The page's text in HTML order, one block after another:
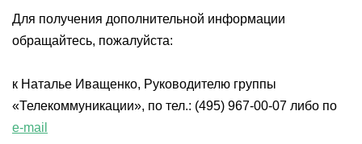
Для получения дополнительной информации
обращайтесь, пожалуйста:
к Наталье Иващенко, Руководителю группы
«Телекоммуникации», по тел.: (495) 967-00-07 либо по
e-mail